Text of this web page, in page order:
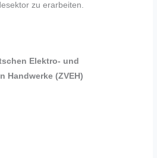
zu erarbeiten.
Elektro- und
Handwerke (ZVEH)